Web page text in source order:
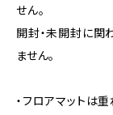
せん。
開封・未開封に関
ません。
・フロアマットは